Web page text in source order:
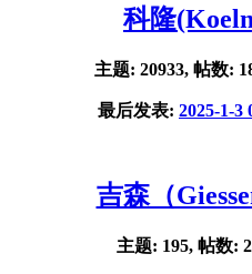
科隆
主题: 20933, 帖数:
最后发表: 2025-1-3
吉森（
主题: 195, 帖数: